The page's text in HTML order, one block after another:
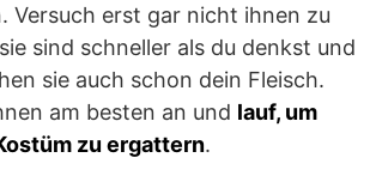
Versuch erst gar nicht ihnen zu
sind schneller als du denkst und
sie auch schon dein Fleisch.
am besten an und lauf, um
zu ergattern.